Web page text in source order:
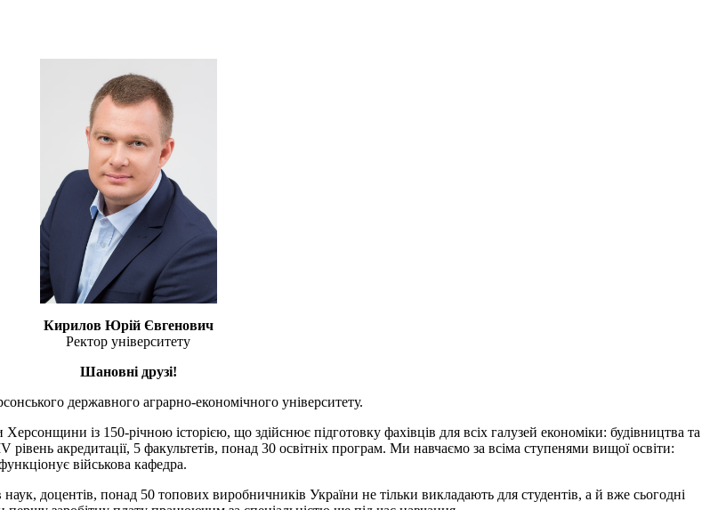
Кирилов Юрій Євгенович
Ректор університету
Шановні друзі!
державного аграрно-економічного університету.
із 150-річною історією, що здійснює підготовку фахівців для всіх галузей економіки: будівництва та
акредитації, 5 факультетів, понад 30 освітніх програм. Ми навчаємо за всіма ступенями вищої освіти:
військова кафедра.
доцентів, понад 50 топових виробничників України не тільки викладають для студентів, а й вже сьогодні